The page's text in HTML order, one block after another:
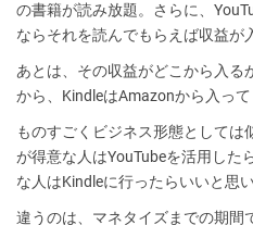
の書籍が読み放題。さらに、
ならそれを読んでもらえば収益が
あとは、その収益がどこから入る
から、KindleはAmazonから入って
ものすごくビジネス形態としては
が得意な人はYouTubeを活用した
な人はKindleに行ったらいいと思い
違うのは、マネタイズまでの期間